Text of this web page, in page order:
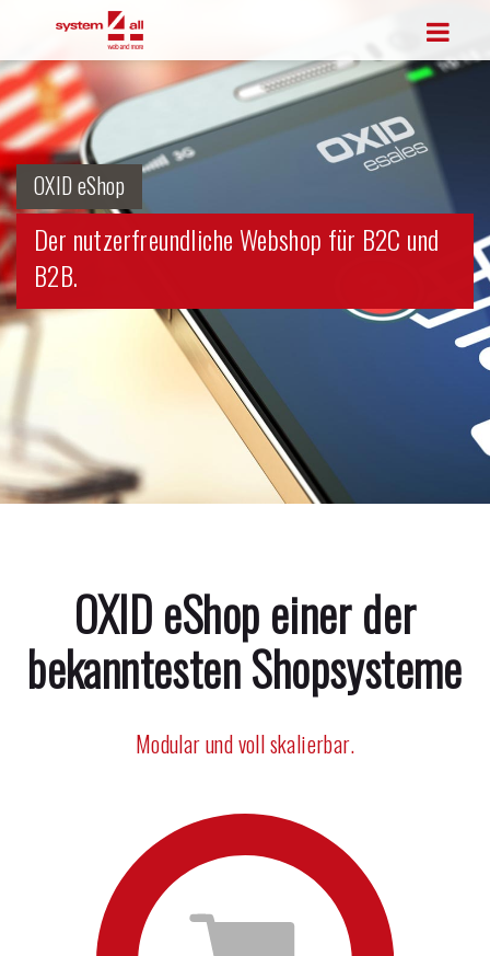
OXID eShop
Der nutzerfreundliche Webshop für B2C und
B2B.
OXID eShop einer der
bekanntesten Shopsysteme
Modular und voll skalierbar.